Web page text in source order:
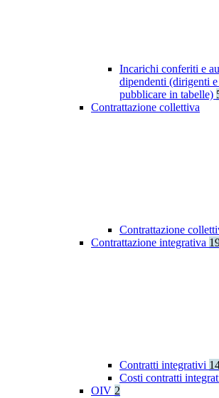
Incarichi conferiti e
dipendenti (dirigenti
pubblicare in tabelle)
Contrattazione collettiva
Contrattazione
Contrattazione integrativa
Contratti integrativi
Costi contratti
OIV 2